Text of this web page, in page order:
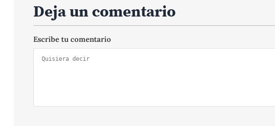
Deja un comentario
Escribe tu comentario